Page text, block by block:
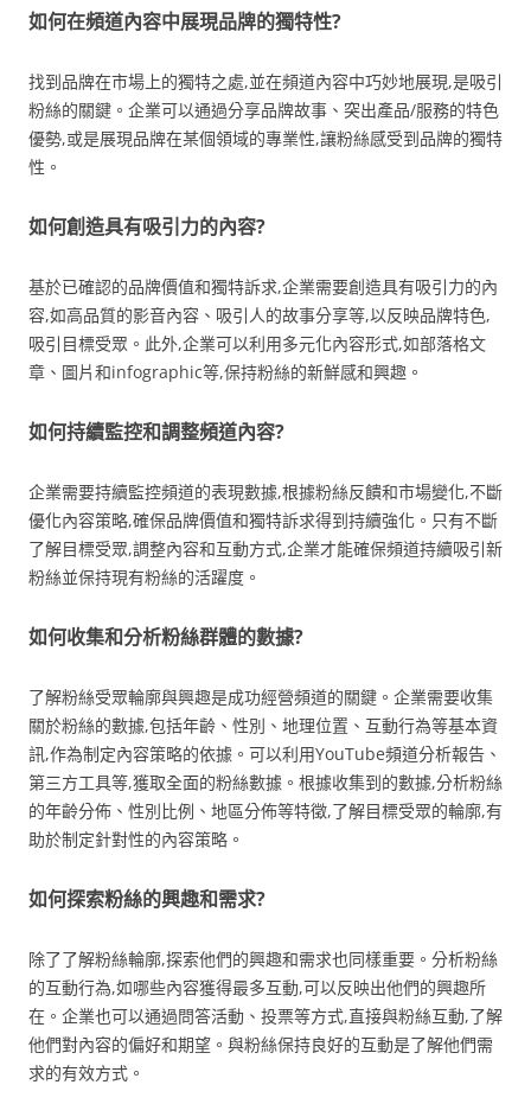
如何在頻道內容中展現品牌的獨特性?
找到品牌在市場上的獨特之處,並在頻道內容中巧妙地展現,是吸引
粉絲的關鍵。企業可以通過分享品牌故事、突出產品/服務的特色
優勢,或是展現品牌在某個領域的專業性,讓粉絲感受到品牌的獨特
性。
如何創造具有吸引力的內容?
基於已確認的品牌價值和獨特訴求,企業需要創造具有吸引力的內
容,如高品質的影音內容、吸引人的故事分享等,以反映品牌特色,
吸引目標受眾。此外,企業可以利用多元化內容形式,如部落格文
章、圖片和infographic等,保持粉絲的新鮮感和興趣。
如何持續監控和調整頻道內容?
企業需要持續監控頻道的表現數據,根據粉絲反饋和市場變化,不斷
優化內容策略,確保品牌價值和獨特訴求得到持續強化。只有不斷
了解目標受眾,調整內容和互動方式,企業才能確保頻道持續吸引新
粉絲並保持現有粉絲的活躍度。
如何收集和分析粉絲群體的數據?
了解粉絲受眾輪廓與興趣是成功經營頻道的關鍵。企業需要收集
關於粉絲的數據,包括年齡、性別、地理位置、互動行為等基本資
訊,作為制定內容策略的依據。可以利用YouTube頻道分析報告、
第三方工具等,獲取全面的粉絲數據。根據收集到的數據,分析粉絲
的年齡分佈、性別比例、地區分佈等特徵,了解目標受眾的輪廓,有
助於制定針對性的內容策略。
如何探索粉絲的興趣和需求?
除了了解粉絲輪廓,探索他們的興趣和需求也同樣重要。分析粉絲
的互動行為,如哪些內容獲得最多互動,可以反映出他們的興趣所
在。企業也可以通過問答活動、投票等方式,直接與粉絲互動,了解
他們對內容的偏好和期望。與粉絲保持良好的互動是了解他們需
求的有效方式。